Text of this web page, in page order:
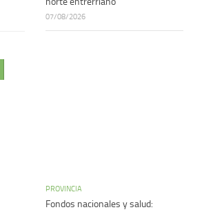
07/08/2026
PROVINCIA
Fondos nacionales y salud: